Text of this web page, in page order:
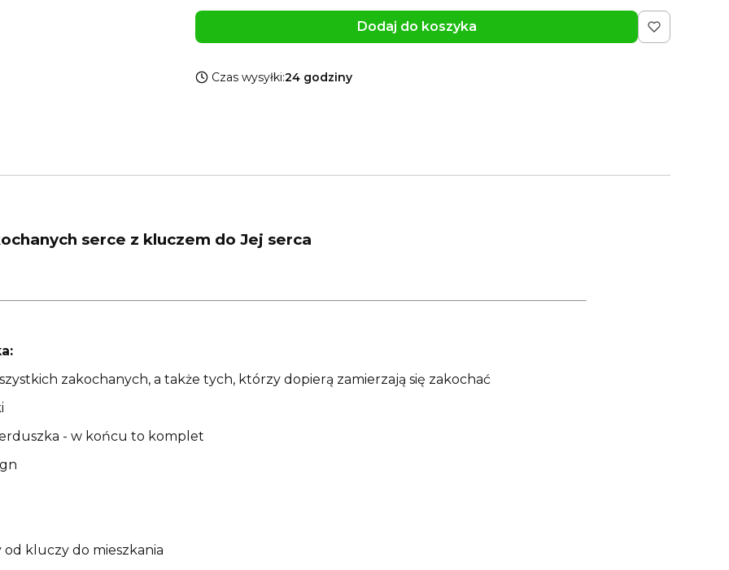
Dodaj do koszyka
Czas wysyłki:24 godziny
serce z kluczem do Jej serca
zakochanych, a także tych, którzy dopierą zamierzają się zakochać
- w końcu to komplet
od kluczy do mieszkania